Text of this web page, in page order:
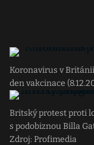
Koronavirus v
den vakcinace
Britský protest proti
s podobiznou Billa
Zdroj: Profimedia